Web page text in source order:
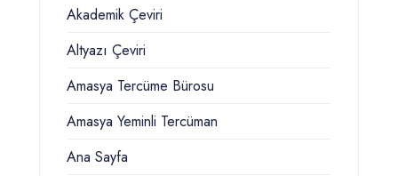
Akademik Çeviri
Altyazı Çeviri
Amasya Tercüme Bürosu
Amasya Yeminli Tercüman
Ana Sayfa